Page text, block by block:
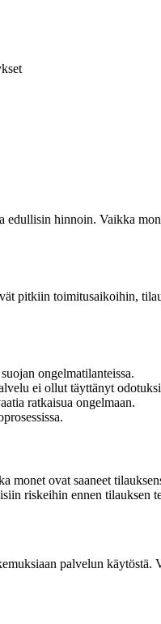
hinnoin. Vaikka
pitkiin toimitusaikoihin,
ongelmatilanteissa.
ei ollut täyttänyt
ratkaisua ongelmaan.
ovat saaneet
riskeihin ennen tilauksen
palvelun